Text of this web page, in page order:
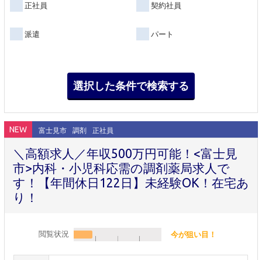
正社員 契約社員
派遣 パート
NEW 富士見市 調剤 正社員
＼高額求人／年収500万円可能！<富士見
市>内科・小児科応需の調剤薬局求人で
す！【年間休日122日】未経験OK！在宅あ
り！
閲覧状況 今が狙い目！